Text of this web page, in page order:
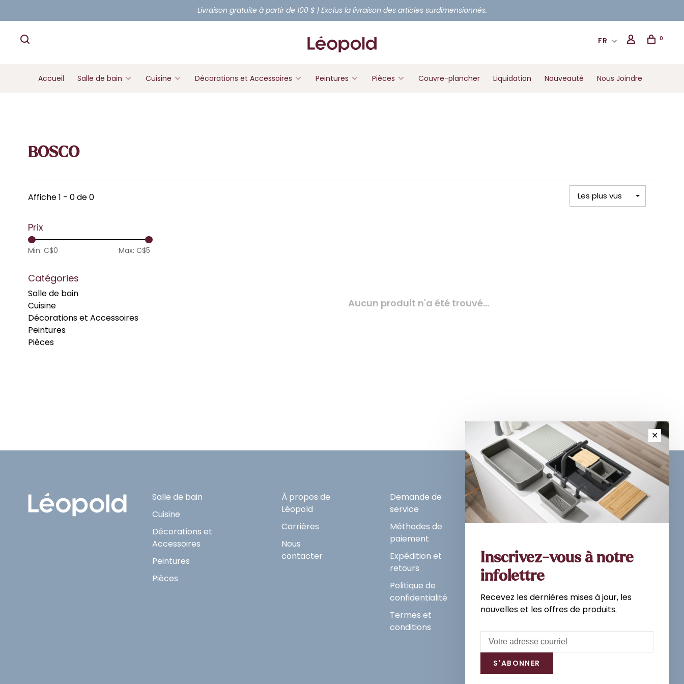
Livraison gratuite à partir de 100 $ | Exclus la livraison des articles surdimensionnés.
FR 0
Accueil Salle de bain Cuisine Décorations et Accessoires Peintures Pièces Couvre-plancher Liquidation Nouveauté Nous Joindre
BOSCO
Affiche 1 - 0 de 0 Les plus vus
Prix
Min: C$0 Max: C$5
Catégories
Salle de bain
Cuisine
Décorations et Accessoires
Peintures
Pièces
Aucun produit n'a été trouvé...
Salle de bain
Cuisine
Décorations et
Accessoires
Peintures
Pièces
À propos de
Léopold
Carrières
Nous
contacter
Demande de
service
Méthodes de
paiement
Expédition et
retours
Politique de
confidentialité
Termes et
conditions
Inscrivez-vous à notre
newsletter et recevez les
dernières mises à jour, les
S'abonner
notre politique de confidentialité.
✕
Inscrivez-vous à notre
infolettre
Recevez les dernières mises à jour, les
nouvelles et les offres de produits.
S'ABONNER